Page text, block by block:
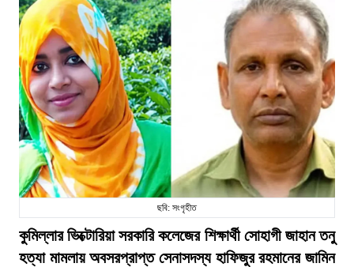
ছবি: সংগৃহীত
কুমিল্লার ভিক্টোরিয়া সরকারি কলেজের শিক্ষার্থী সোহাগী জাহান তনু
হত্যা মামলায় অবসরপ্রাপ্ত সেনাসদস্য হাফিজুর রহমানের জামিন